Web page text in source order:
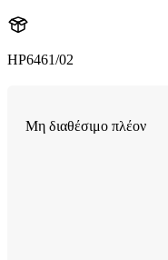
HP6461/02
Μη διαθέσιμο πλέον